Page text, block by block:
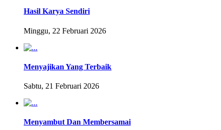
Hasil Karya Sendiri
Minggu, 22 Februari 2026
Menyajikan Yang Terbaik
Sabtu, 21 Februari 2026
Menyambut Dan Membersamai